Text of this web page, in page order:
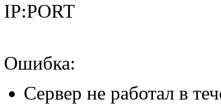
IP:PORT
Ошибка:
Сервер не работал в